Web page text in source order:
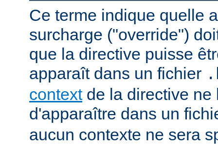
Ce terme indique quelle
surcharge ("override")
que la directive puisse
apparaît dans un fichier
contextde la directive ne
d'apparaître dans un
aucun contexte ne sera